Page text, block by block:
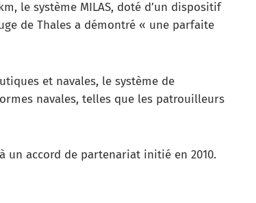
le système MILAS, doté d’un dispositif
de Thales a démontré « une parfaite
et navales, le système de
navales, telles que les patrouilleurs
un accord de partenariat initié en 2010.